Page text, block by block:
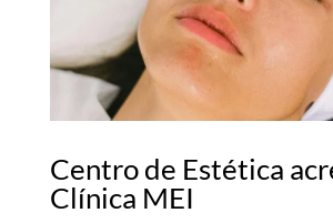
Centro de Estética
Clínica MEI